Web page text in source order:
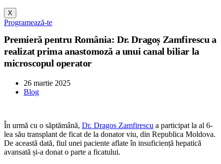
X
Programează-te
Premieră pentru România: Dr. Dragoș Zamfirescu a
realizat prima anastomoză a unui canal biliar la
microscopul operator
26 martie 2025
Blog
În urmă cu o săptămână, Dr. Dragos Zamfirescu a participat la al 6-
lea său transplant de ficat de la donator viu, din Republica Moldova.
De această dată, fiul unei paciente aflate în insuficiență hepatică
avansată și-a donat o parte a ficatului.